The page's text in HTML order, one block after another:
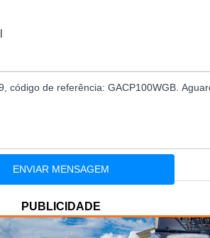
PUBLICIDADE